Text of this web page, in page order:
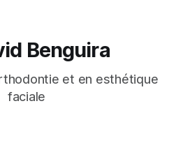
Benguira
et en esthétique
faciale